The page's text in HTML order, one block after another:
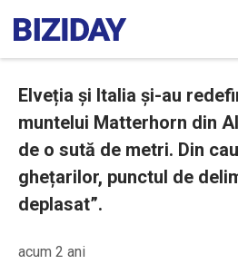
Elveția și Italia și-au
muntelui Matterhorn din
de o sută de metri. Din
ghețarilor, punctul de
deplasat”.
acum 2 ani